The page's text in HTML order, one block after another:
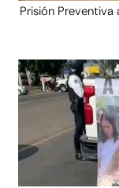
Prisión Preventiva